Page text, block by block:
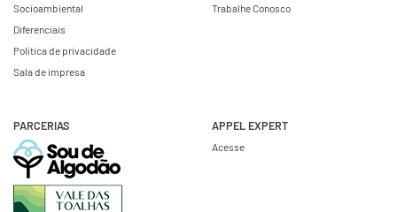
Socioambiental
Diferenciais
Política de privacidade
Sala de impresa
Trabalhe Conosco
PARCERIAS APPEL EXPERT
Acesse